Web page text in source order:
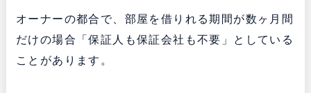
オーナーの都合で、部屋を借りれる期間が数ヶ月間
だけの場合「保証人も保証会社も不要」としている
ことがあります。